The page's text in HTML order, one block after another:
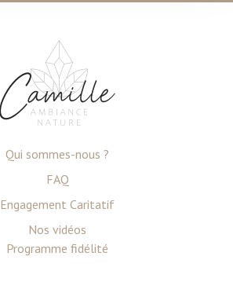
à tout moment à partir de la
cookies.
de personnaliser le contenu
des fonctionnalités relatives aux
des informations sur l'utilisation de
partenaires de médias sociaux, de
qui peuvent combiner celles-ci
lors de votre utilisation de leurs
Qui sommes-nous ?
FAQ
Engagement Caritatif
Nos vidéos
Programme fidélité